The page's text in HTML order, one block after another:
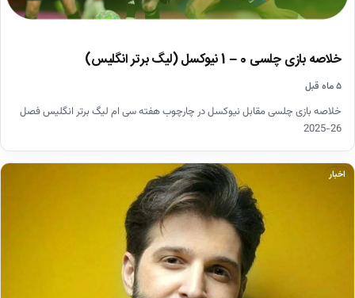
خلاصه بازی چلسی 0 – 1 نیوکسل (لیگ برتر انگلیس)
۵ ماه قبل
خلاصه بازی چلسی مقابل نیوکسل در چارچوب هفته سی ام لیگ برتر انگلیس فصل
26-2025
اخبار